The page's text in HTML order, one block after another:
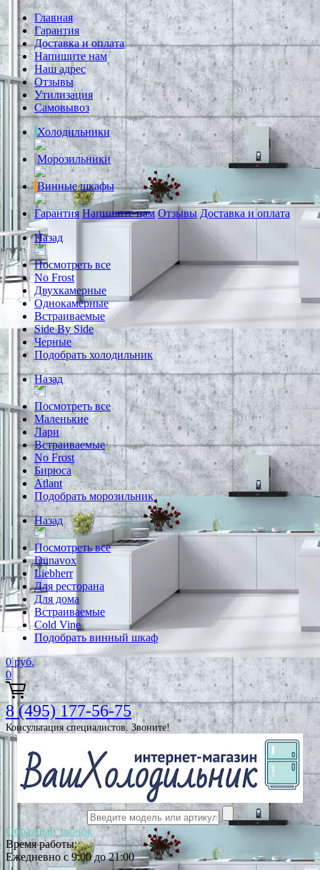
Главная
Гарантия
Доставка и оплата
Напишите нам
Наш адрес
Отзывы
Утилизация
Самовывоз
Холодильники
Морозильники
Винные шкафы
Гарантия Напишите нам Отзывы Доставка и оплата
Назад
Посмотреть все
No Frost
Двухкамерные
Однокамерные
Встраиваемые
Side By Side
Черные
Подобрать холодильник
Назад
Посмотреть все
Маленькие
Лари
Встраиваемые
No Frost
Бирюса
Atlant
Подобрать морозильник
Назад
Посмотреть все
Dunavox
Liebherr
Для ресторана
Для дома
Встраиваемые
Cold Vine
Подобрать винный шкаф
0 руб.
0
8 (495) 177-56-75
Консультация специалистов. Звоните!
Обратный звонок
Время работы:
Ежедневно с 9:00 до 21:00